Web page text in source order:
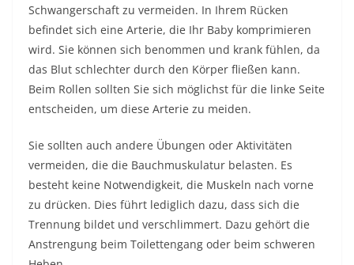
Schwangerschaft zu vermeiden. In Ihrem Rücken
befindet sich eine Arterie, die Ihr Baby komprimieren
wird. Sie können sich benommen und krank fühlen, da
das Blut schlechter durch den Körper fließen kann.
Beim Rollen sollten Sie sich möglichst für die linke Seite
entscheiden, um diese Arterie zu meiden.
Sie sollten auch andere Übungen oder Aktivitäten
vermeiden, die die Bauchmuskulatur belasten. Es
besteht keine Notwendigkeit, die Muskeln nach vorne
zu drücken. Dies führt lediglich dazu, dass sich die
Trennung bildet und verschlimmert. Dazu gehört die
Anstrengung beim Toilettengang oder beim schweren